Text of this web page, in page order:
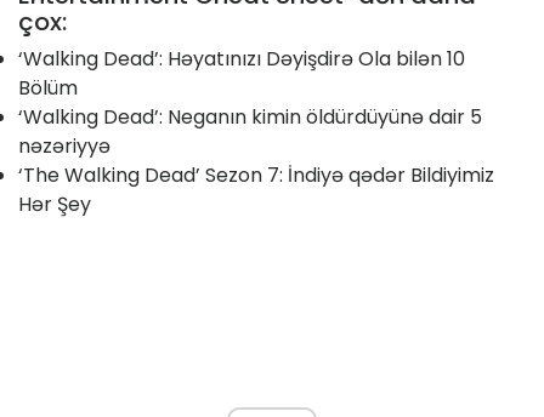
çox:
‘Walking Dead’: Həyatınızı Dəyişdirə Ola bilən 10
Bölüm
‘Walking Dead’: Neganın kimin öldürdüyünə dair 5
nəzəriyyə
‘The Walking Dead’ Sezon 7: İndiyə qədər Bildiyimiz
Hər Şey